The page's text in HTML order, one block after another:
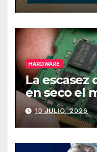
HARDWARE
La escasez
en seco el
de PCs
10 JULIO, 2026